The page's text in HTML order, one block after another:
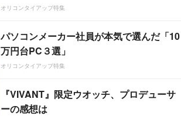
オリコンタイアップ特集
パソコンメーカー社員が本気で選んだ「10
万円台PC３選」
オリコンタイアップ特集
『VIVANT』限定ウオッチ、プロデューサ
ーの感想は